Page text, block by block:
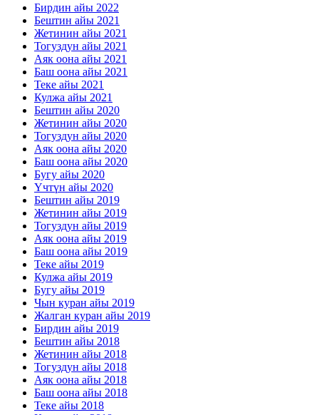
Бирдин айы 2022
Бештин айы 2021
Жетинин айы 2021
Тогуздун айы 2021
Аяк оона айы 2021
Баш оона айы 2021
Теке айы 2021
Кулжа айы 2021
Бештин айы 2020
Жетинин айы 2020
Тогуздун айы 2020
Аяк оона айы 2020
Баш оона айы 2020
Бугу айы 2020
Үчтүн айы 2020
Бештин айы 2019
Жетинин айы 2019
Тогуздун айы 2019
Аяк оона айы 2019
Баш оона айы 2019
Теке айы 2019
Кулжа айы 2019
Бугу айы 2019
Чын куран айы 2019
Жалган куран айы 2019
Бирдин айы 2019
Бештин айы 2018
Жетинин айы 2018
Тогуздун айы 2018
Аяк оона айы 2018
Баш оона айы 2018
Теке айы 2018